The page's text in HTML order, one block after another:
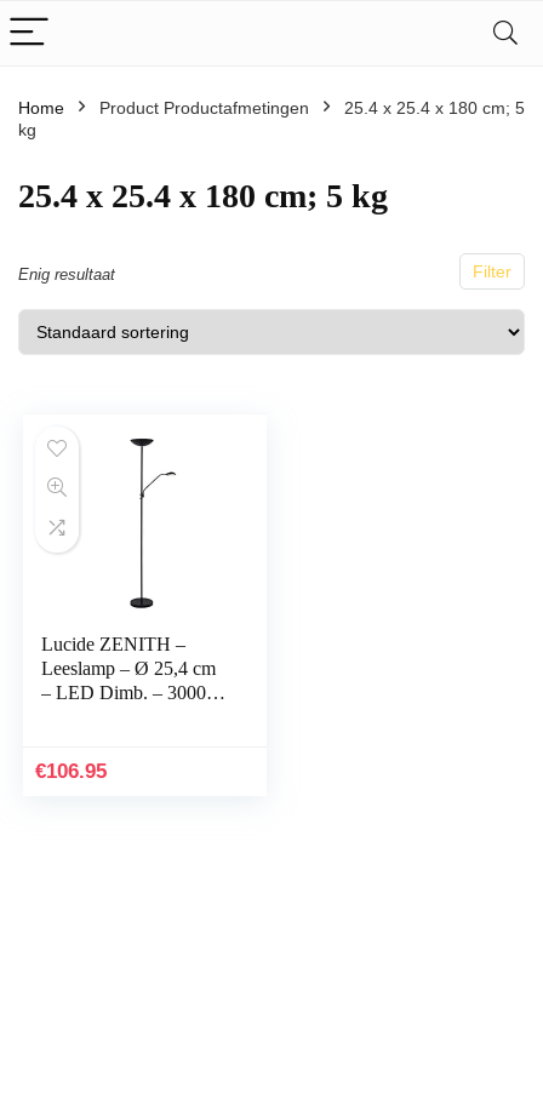
Home Product Productafmetingen
25.4 x 25.4 x 180 cm; 5
kg
25.4 x 25.4 x 180 cm; 5 kg
Filter
Enig resultaat
Lucide ZENITH –
Leeslamp – Ø 25,4 cm
– LED Dimb. – 3000K
€106.95